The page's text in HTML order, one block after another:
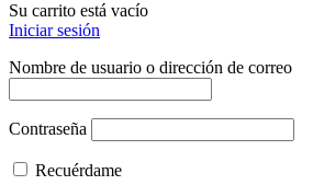
Su carrito está vacío
Iniciar sesión
Nombre de usuario o dirección de correo
Contraseña
Recuérdame